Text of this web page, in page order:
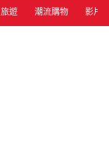
旅遊 潮流購物 影片